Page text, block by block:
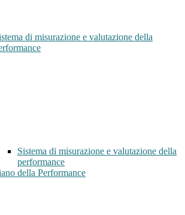
di misurazione e valutazione della
Sistema di misurazione e valutazione della
performance
della Performance